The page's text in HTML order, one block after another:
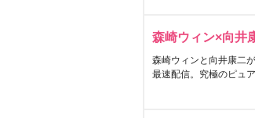
森崎ウィン×向井
森崎ウィンと向井康二
最速配信。究極のピュア